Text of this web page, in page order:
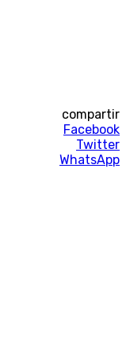
compartir
Facebook
Twitter
WhatsApp